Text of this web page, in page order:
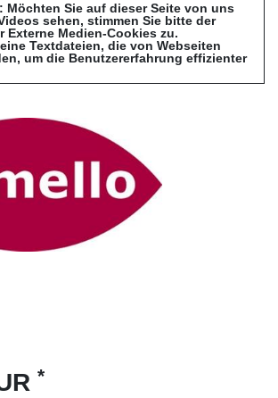
Möchten Sie auf dieser Seite von uns
sehen, stimmen Sie bitte der
Externe Medien-Cookies zu.
Textdateien, die von Webseiten
um die Benutzererfahrung effizienter
*